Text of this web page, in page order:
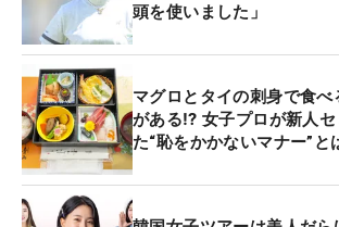
頭を使いました」
マグロとタイの刺身で食べ
がある⁉ 女子プロが新人セ
た“恥をかかないマナー”と